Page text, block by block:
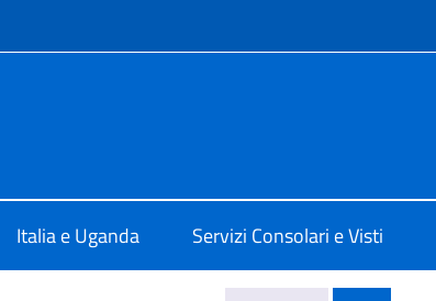
Italia e Uganda Servizi Consolari e Visti